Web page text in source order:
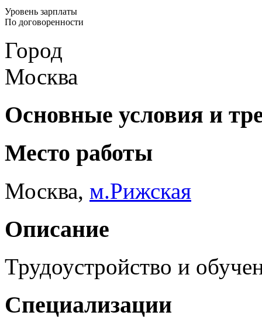
Уровень зарплаты
По договоренности
Город
Москва
Основные условия и
Место работы
Москва, м.Рижская
Описание
Трудоустройство и
Специализации